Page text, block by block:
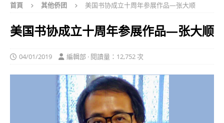
首頁 其他侨团 美国书协成立十周年参展作品—张大顺
美国书协成立十周年参展作品—张大顺
04/01/2019 編輯部 · 閱讀量：12,752 次